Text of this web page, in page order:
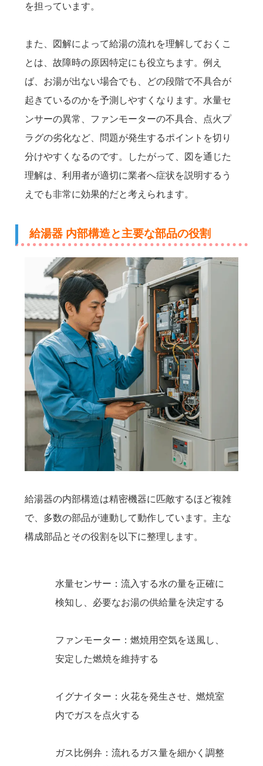
を担っています。
また、図解によって給湯の流れを理解しておくこ
とは、故障時の原因特定にも役立ちます。例え
ば、お湯が出ない場合でも、どの段階で不具合が
起きているのかを予測しやすくなります。水量セ
ンサーの異常、ファンモーターの不具合、点火プ
ラグの劣化など、問題が発生するポイントを切り
分けやすくなるのです。したがって、図を通じた
理解は、利用者が適切に業者へ症状を説明するう
えでも非常に効果的だと考えられます。
給湯器 内部構造と主要な部品の役割
給湯器の内部構造は精密機器に匹敵するほど複雑
で、多数の部品が連動して動作しています。主な
構成部品とその役割を以下に整理します。
水量センサー：流入する水の量を正確に
検知し、必要なお湯の供給量を決定する
ファンモーター：燃焼用空気を送風し、
安定した燃焼を維持する
イグナイター：火花を発生させ、燃焼室
内でガスを点火する
ガス比例弁：流れるガス量を細かく調整